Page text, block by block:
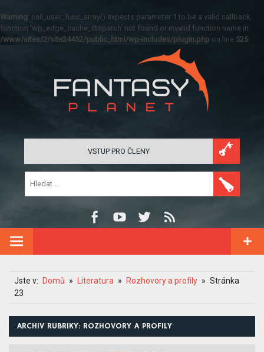
Warning: call_user_func_array() expects parameter 1 to be a valid callback,
function 'wp_edge_cache_dispatch' not found or invalid function name in
/www/sites/2/site24452/public_html/wp-includes/plugin.php on line 525
VSTUP PRO ČLENY
Jste v: Domů Literatura Rozhovory a profily
Stránka
23
ARCHIV RUBRIKY: ROZHOVORY A PROFILY